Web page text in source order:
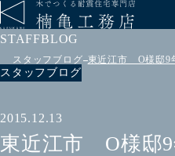
STAFFBLOG
スタッフブログ 東近江市 O様邸9
スタッフブログ
2015.12.13
東近江市 O様邸